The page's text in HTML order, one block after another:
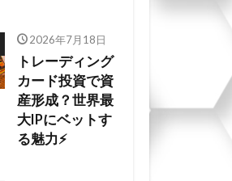
2026年7月18日
トレーディング
カード投資で資
産形成？世界最
大IPにベットす
る魅力⚡